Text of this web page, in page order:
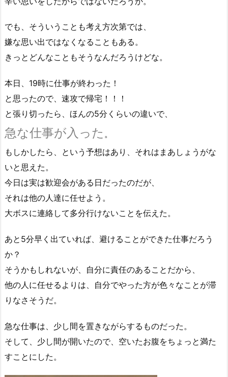
でも、そういうことも考え方次第では、
嫌な思い出ではなくなることもある。
きっとどんなこともそうなんだろうけどな。
本日、19時に仕事が終わった！
と思ったので、速攻で帰宅！！！
と張り切ったら、ほんの5分くらいの違いで、
急な仕事が入った 。
もしかしたら、という予想はあり、それはまあしょうがな
いと思えた。
今日は実は歓迎会がある日だったのだが、
それは他の人達に任せよう。
大ボスに連絡して多分行けないことを伝えた。
あと5分早く出ていれば、避けることができた仕事だろう
か？
そうかもしれないが、自分に責任のあることだから、
他の人に任せるよりは、自分でやった方が色々なことが滞
りなさそうだ。
急な仕事は、少し間を置きながらするものだった。
そして、少し間が開いたので、空いたお腹をちょっと満た
すことにした。